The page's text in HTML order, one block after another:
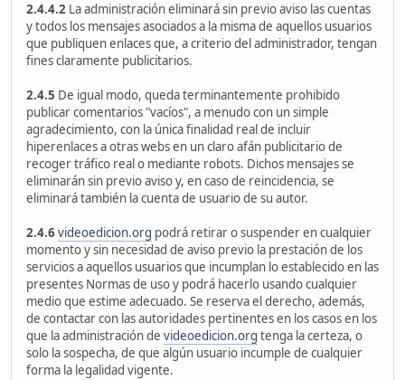
2.4.4.2 La administración eliminará sin previo aviso las cuentas
y todos los mensajes asociados a la misma de aquellos usuarios
que publiquen enlaces que, a criterio del administrador, tengan
fines claramente publicitarios.
2.4.5 De igual modo, queda terminantemente prohibido
publicar comentarios "vacíos", a menudo con un simple
agradecimiento, con la única finalidad real de incluir
hiperenlaces a otras webs en un claro afán publicitario de
recoger tráfico real o mediante robots. Dichos mensajes se
eliminarán sin previo aviso y, en caso de reincidencia, se
eliminará también la cuenta de usuario de su autor.
2.4.6videoedicion.org podrá retirar o suspender en cualquier
momento y sin necesidad de aviso previo la prestación de los
servicios a aquellos usuarios que incumplan lo establecido en las
presentes Normas de uso y podrá hacerlo usando cualquier
medio que estime adecuado. Se reserva el derecho, además,
de contactar con las autoridades pertinentes en los casos en los
que la administración de videoedicion.org tenga la certeza, o
solo la sospecha, de que algún usuario incumple de cualquier
forma la legalidad vigente.